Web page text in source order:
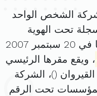
الشخص الواحد
تحت الهوية
. تم تأسيسها في 20 سبتمبر 2007
، ويقع مقرها الرئيسي
)، الشركة
تحت الرقم